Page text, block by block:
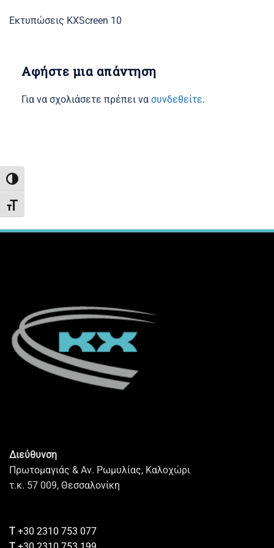
ΕΝΑΛΛΑΓΉ ΥΨΗΛΉΣ ΑΝΤΊΘΕΣΗΣ
ΕΝΑΛΛΑΓΉ ΜΕΓΈΘΟΥΣ ΓΡΑΜΜΆΤΩΝ
Εκτυπώσεις KXScreen 10
Αφήστε μια απάντηση
Για να σχολιάσετε πρέπει να συνδεθείτε.
Διεύθυνση
Πρωτομαγιάς & Αν. Ρωμυλίας, Καλοχώρι
τ.κ. 57 009, Θεσσαλονίκη
Τ +30 2310 753 077